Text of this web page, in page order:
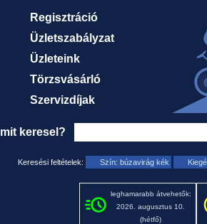
Regisztráció
Üzletszabályzat
Üzleteink
Törzsvásárló
Szervizdíjak
mit keresel?
Keresési feltételek: Szín: búzavirág kék
leghamarabb átvehetők:
2026. augusztus 10.
(hétfő)